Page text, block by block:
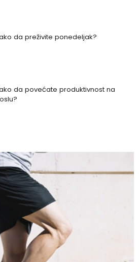
da preživite ponedeljak?
da povećate produktivnost na
na viši nivo?
Kako da napravite razliku između
toksične veze i zdravog partnerskog
Kako da imate blistavu kožu bez skupih
tretmana?